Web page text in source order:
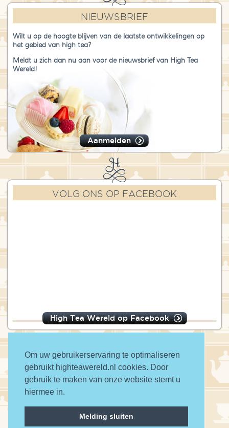
Om uw gebruikerservaring te optimaliseren
gebruikt highteawereld.nl cookies. Door
gebruik te maken van onze website stemt u
hiermee in.
Melding sluiten
NIEUWSBRIEF
Wilt u op de hoogte blijven van de laatste ontwikkelingen op
het gebied van high tea?
Meldt u zich dan nu aan voor de nieuwsbrief van High Tea
Wereld!
Aanmelden
VOLG ONS OP FACEBOOK
High Tea Wereld op Facebook
© 2016 High Tea Wereld
a wwwanted website